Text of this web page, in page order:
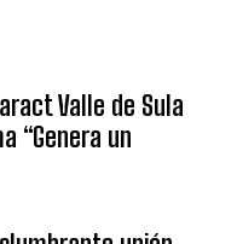
Valle de Sula
“Genera un